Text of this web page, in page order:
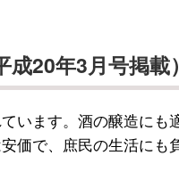
成20年3月号
います。酒の醸造にも
価で、庶民の生活に